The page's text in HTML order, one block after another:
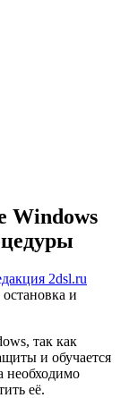
Windows
2dsl.ru
так как
и обучается
необходимо
её.